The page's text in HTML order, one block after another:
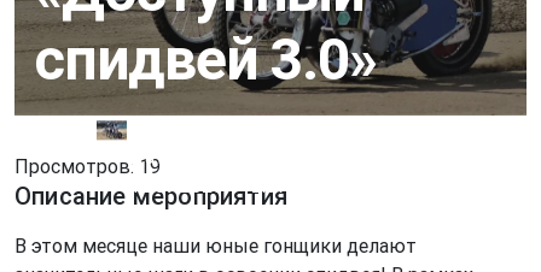
спидвей 3.0»
Дата проведения мероприятия
12.07.2025-12.07.2025
Просмотров: 19
Описание мероприятия
В этом месяце наши юные гонщики делают